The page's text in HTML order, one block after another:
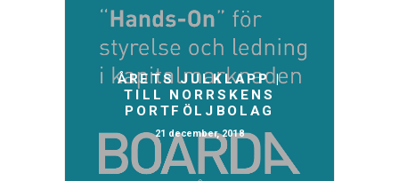
ÅRETS JULKLAPP |
TILL NORRSKENS
PORTFÖLJBOLAG
21 december, 2018